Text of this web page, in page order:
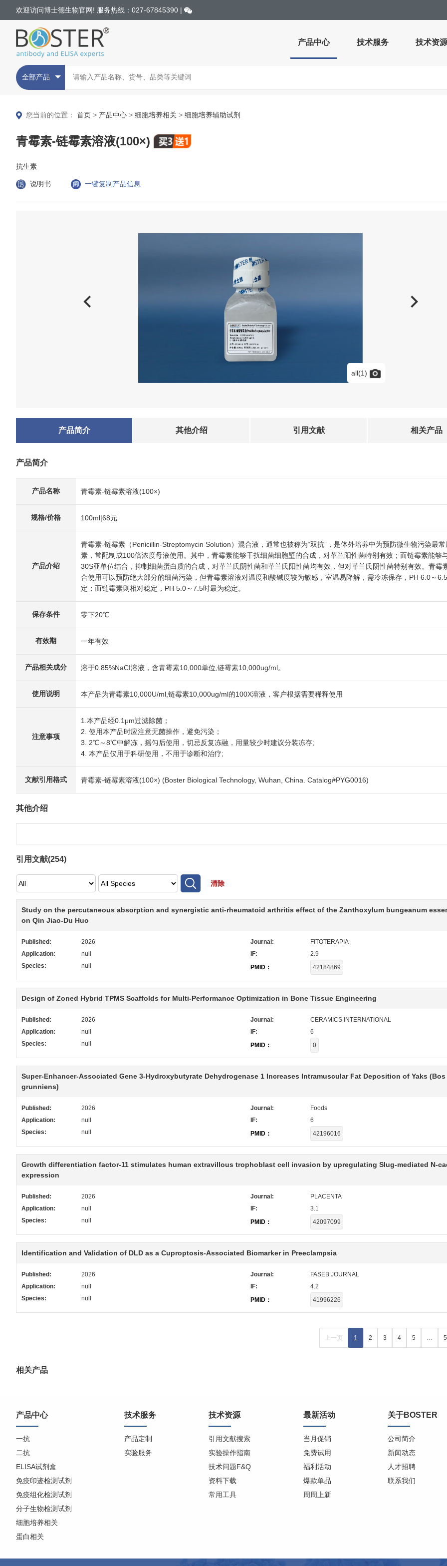
欢迎访问博士德生物官网! 服务热线：027-67845390 |
产品中心 技术服务 技术资源
全部产品
您当前的位置： 首页 > 产品中心 > 细胞培养相关 > 细胞培养辅助试剂
青霉素-链霉素溶液(100×)
抗生素
说明书 一键复制产品信息
all(1)
产品简介 其他介绍 引用文献 相关产品
产品简介
产品名称 青霉素-链霉素溶液(100×)
规格/价格 100ml|68元
产品介绍
青霉素-链霉素（Penicillin-Streptomycin Solution）混合液，通常也被称为“双抗”，是体外培养中为预防微生物污染最
素，常配制成100倍浓度母液使用。其中，青霉素能够干扰细菌细胞壁的合成，对革兰阳性菌特别有效；而链霉素能够
30S亚单位结合，抑制细菌蛋白质的合成，对革兰氏阴性菌和革兰氏阳性菌均有效，但对革兰氏阴性菌特别有效。青霉
合使用可以预防绝大部分的细菌污染，但青霉素溶液对温度和酸碱度较为敏感，室温易降解，需冷冻保存，PH 6.0～
定；而链霉素则相对稳定，PH 5.0～7.5时最为稳定。
保存条件 零下20℃
有效期 一年有效
产品相关成分 溶于0.85%NaCI溶液，含青霉素10,000单位,链霉素10,000ug/ml。
使用说明 本产品为青霉素10,000U/ml,链霉素10,000ug/ml的100X溶液，客户根据需要稀释使用
注意事项
1.本产品经0.1μm过滤除菌；
2. 使用本产品时应注意无菌操作，避免污染；
3. 2℃～8℃中解冻，摇匀后使用，切忌反复冻融，用量较少时建议分装冻存;
4. 本产品仅用于科研使用，不用于诊断和治疗;
文献引用格式 青霉素-链霉素溶液(100×) (Boster Biological Technology, Wuhan, China. Catalog#PYG0016)
其他介绍
引用文献(254)
清除
Study on the percutaneous absorption and synergistic anti-rheumatoid arthritis effect of the Zanthoxylum bungeanum
on Qin Jiao-Du Huo
Published: 2026 Journal:
FITOTERAPIA
Application:
null IF:
2.9
Species:
null PMID： 42184869
Design of Zoned Hybrid TPMS Scaffolds for Multi-Performance Optimization in Bone Tissue Engineering
Published: 2026 Journal:
CERAMICS INTERNATIONAL
Application:
null IF:
6
Species:
null PMID： 0
Super-Enhancer-Associated Gene 3-Hydroxybutyrate Dehydrogenase 1 Increases Intramuscular Fat Deposition of Yaks (Bos
grunniens)
Published: 2026 Journal:
Foods
Application:
null IF:
6
Species:
null PMID： 42196016
Growth differentiation factor-11 stimulates human extravillous trophoblast cell invasion by upregulating Slug-mediated N-
expression
Published: 2026 Journal:
PLACENTA
Application:
null IF:
3.1
Species:
null PMID： 42097099
Identification and Validation of DLD as a Cuproptosis‐Associated Biomarker in Preeclampsia
Published: 2026 Journal:
FASEB JOURNAL
Application:
null IF:
4.2
Species:
null PMID： 41996226
上一页 1 2 3 4 5 …
相关产品
产品中心
一抗
二抗
ELISA试剂盒
免疫印迹检测试剂
免疫组化检测试剂
分子生物检测试剂
细胞培养相关
蛋白相关
技术服务
产品定制
实验服务
技术资源
引用文献搜索
实验操作指南
技术问题F&Q
资料下载
常用工具
最新活动
当月促销
免费试用
福利活动
爆款单品
周周上新
关于BOSTER
公司简介
新闻动态
人才招聘
联系我们